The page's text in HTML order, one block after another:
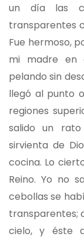
un día las
transparentes
Fue hermoso,
mi madre en
pelando sin
llegó al punto
regiones
salido un
sirvienta de
cocina. Lo
Reino. Yo no
cebollas se
transparentes;
cielo, y éste